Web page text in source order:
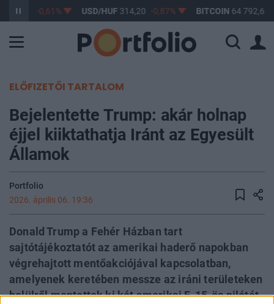
363,17 -0,61% USD/HUF 314,20 -0,87% BITCOIN 64 792,67
ELŐFIZETŐI TARTALOM
Bejelentette Trump: akár holnap
éjjel kiiktathatja Iránt az Egyesült
Államok
Portfolio
2026. április 06. 19:36
Donald Trump a Fehér Házban tart
sajtótájékoztatót az amerikai haderő napokban
végrehajtott mentőakciójával kapcsolatban,
amelyenek keretében messze az iráni területeken
belülről mentettek ki két amerikai F-15-ös pilótát.